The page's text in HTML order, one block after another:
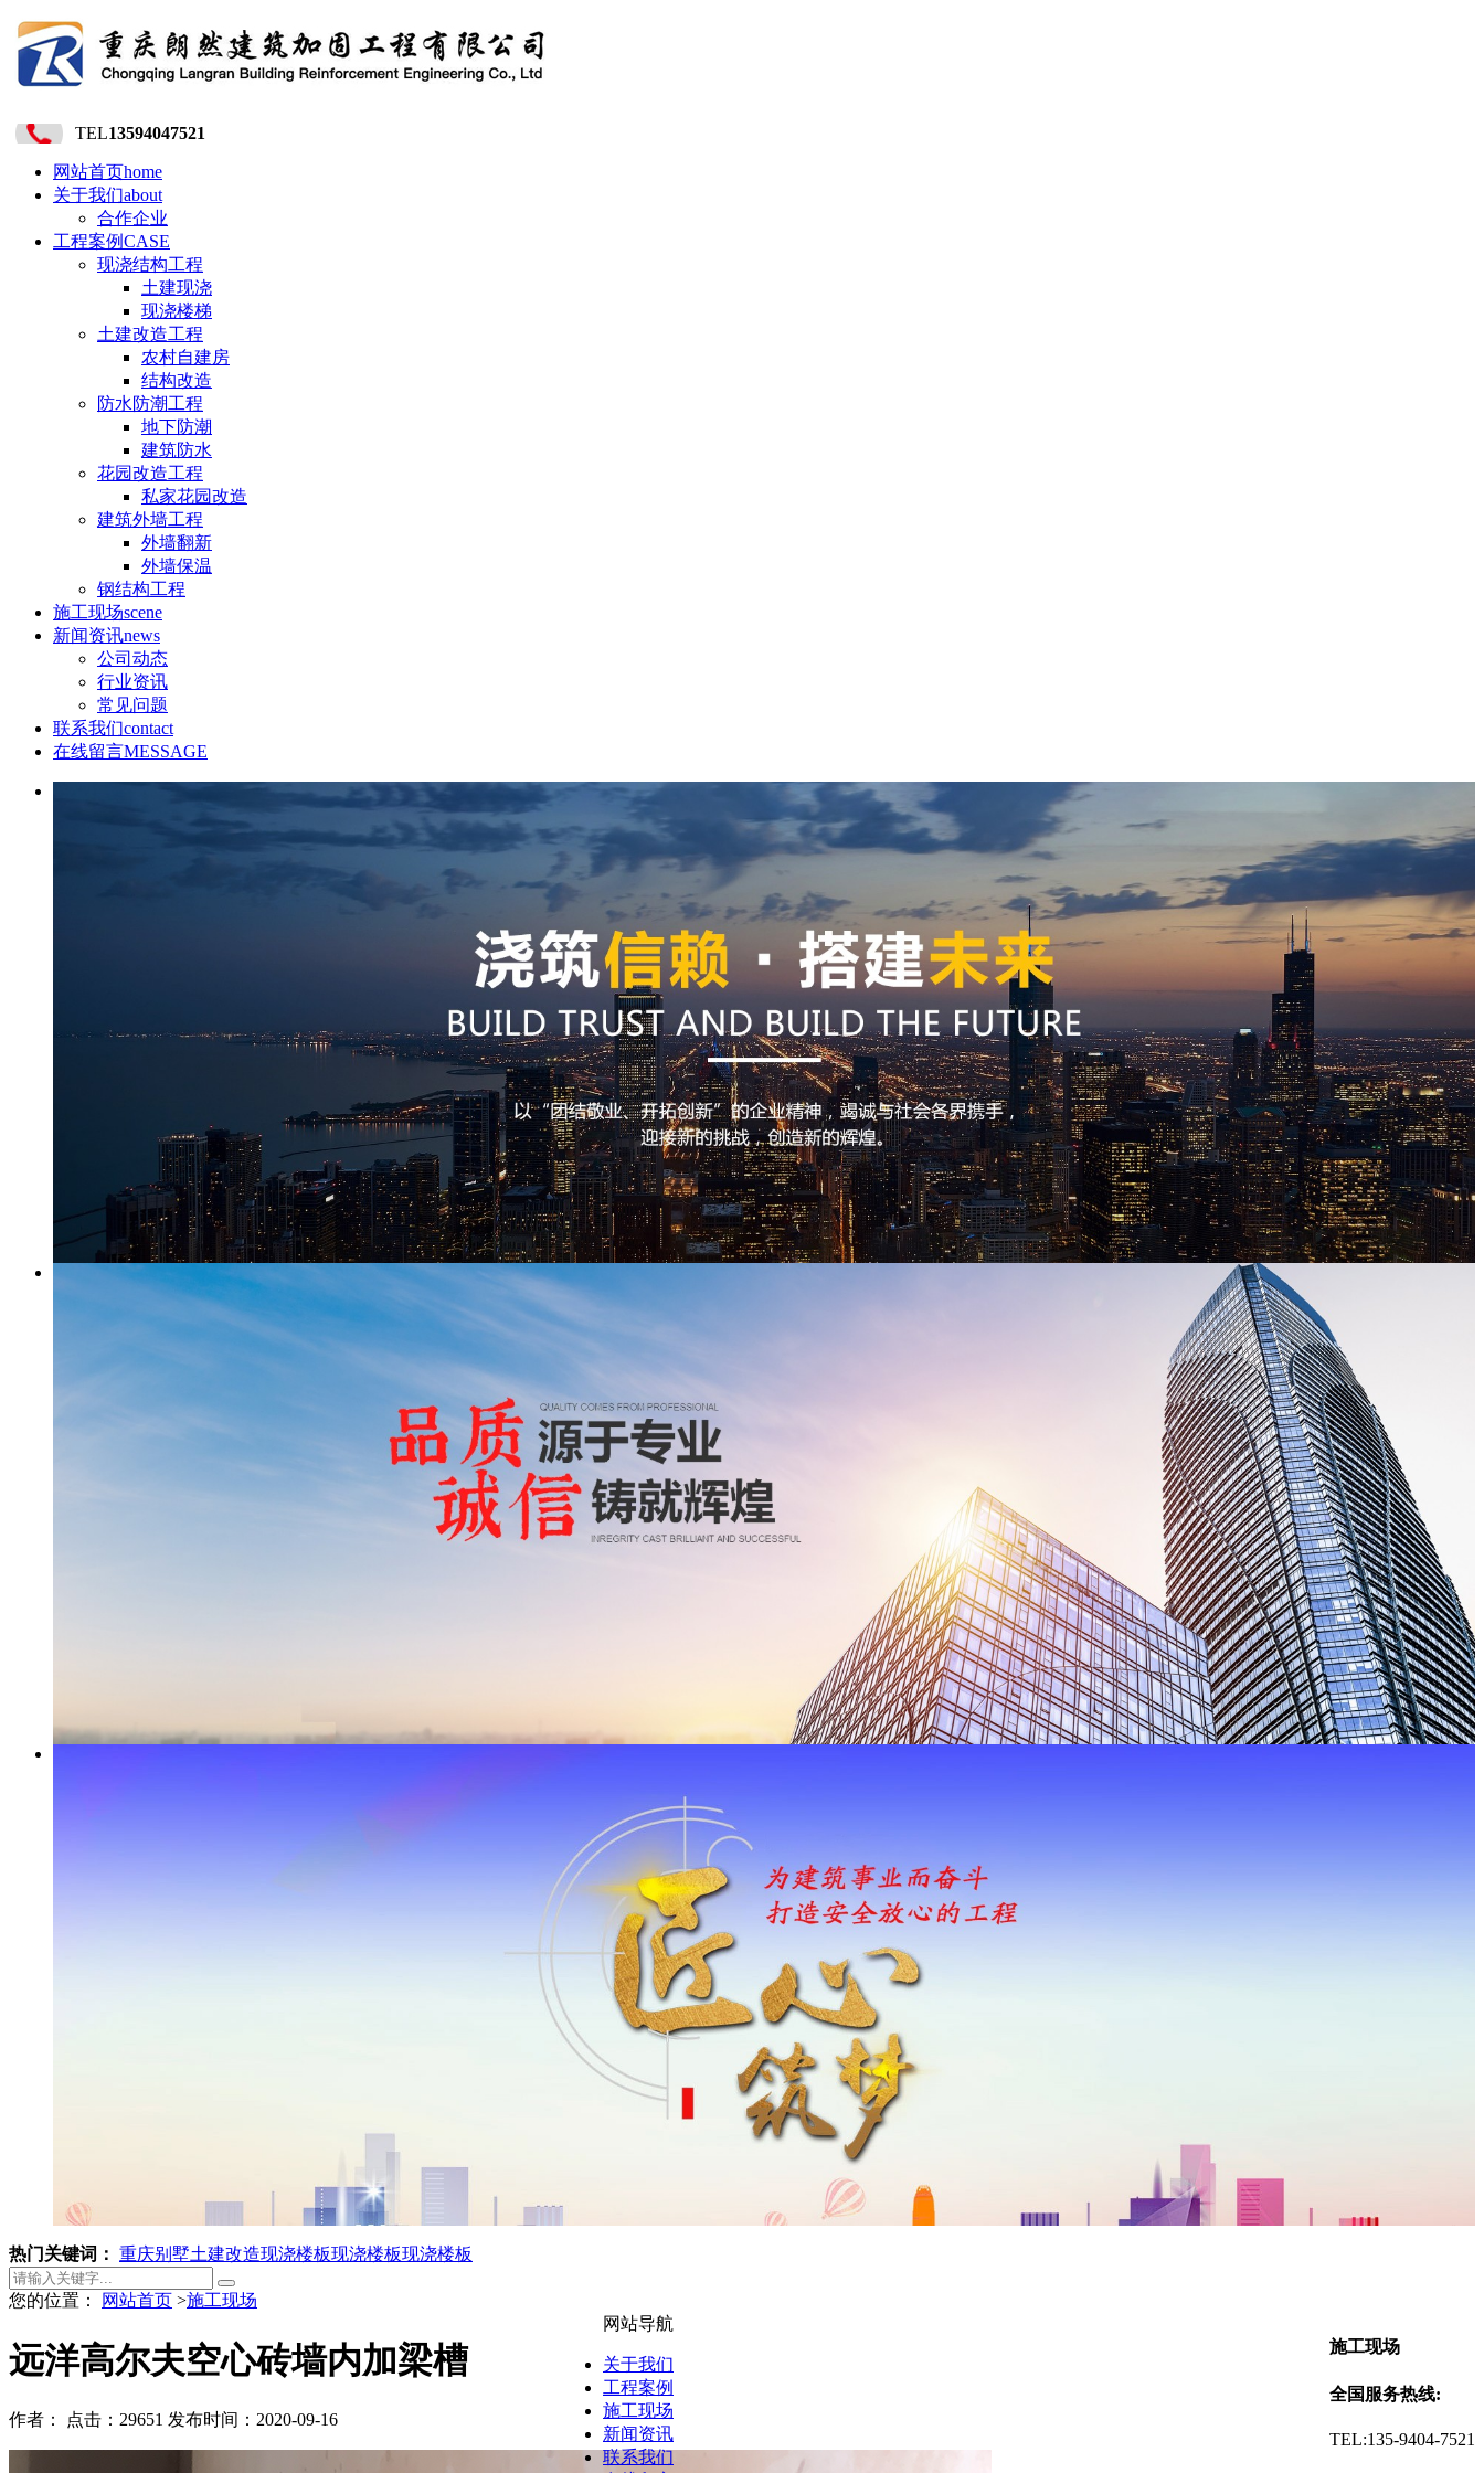
TEL13594047521
网站首页home
关于我们about
合作企业
工程案例CASE
现浇结构工程
土建现浇
现浇楼梯
土建改造工程
农村自建房
结构改造
防水防潮工程
地下防潮
建筑防水
花园改造工程
私家花园改造
建筑外墙工程
外墙翻新
外墙保温
钢结构工程
施工现场scene
新闻资讯news
公司动态
行业资讯
常见问题
联系我们contact
在线留言MESSAGE
热门关键词： 重庆别墅土建改造现浇楼板现浇楼板现浇楼板
您的位置： 网站首页 >施工现场
施工现场
全国服务热线:
TEL:135-9404-7521
远洋高尔夫空心砖墙内加梁槽
作者： 点击：29651 发布时间：2020-09-16
网站导航
关于我们
工程案例
施工现场
新闻资讯
联系我们